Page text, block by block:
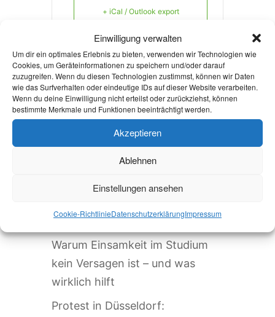
Einwilligung verwalten
Um dir ein optimales Erlebnis zu bieten, verwenden wir Technologien wie
Cookies, um Geräteinformationen zu speichern und/oder darauf
zuzugreifen. Wenn du diesen Technologien zustimmst, können wir Daten
wie das Surfverhalten oder eindeutige IDs auf dieser Website verarbeiten.
Wenn du deine Einwilligung nicht erteilst oder zurückziehst, können
bestimmte Merkmale und Funktionen beeinträchtigt werden.
Akzeptieren
Ablehnen
Einstellungen ansehen
Cookie-RichtlinieDatenschutzerklärungImpressum
+ iCal / Outlook export
Die Veranstaltung ist beendet.
Welcome Week und darüber
internationaler Studierender
Warum Einsamkeit im Studium
kein Versagen ist – und was
wirklich hilft
Protest in Düsseldorf: